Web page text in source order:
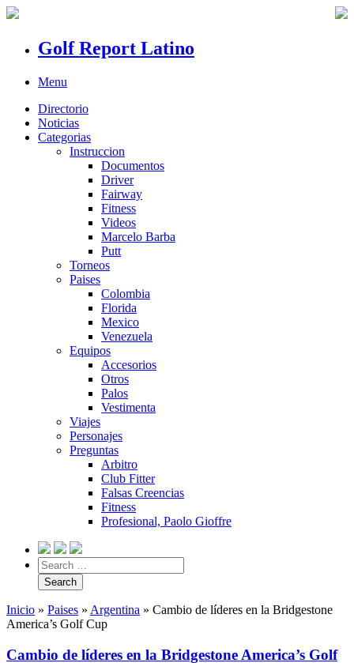
Golf Report Latino
Menu
Directorio
Noticias
Categorias
Instruccion
Documentos
Driver
Fairway
Fitness
Videos
Marcelo Barba
Putt
Torneos
Paises
Colombia
Florida
Mexico
Venezuela
Equipos
Accesorios
Otros
Palos
Vestimenta
Viajes
Personajes
Preguntas
Arbitro
Club Fitter
Falsas Creencias
Fitness
Profesional, Paolo Gioffre
Inicio » Paises » Argentina » Cambio de líderes en la Bridgestone
America’s Golf Cup
Cambio de líderes en la Bridgestone America’s Golf